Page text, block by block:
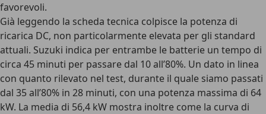
favorevoli.
Già leggendo la scheda tecnica colpisce la potenza di
ricarica DC, non particolarmente elevata per gli standard
attuali. Suzuki indica per entrambe le batterie un tempo di
circa 45 minuti per passare dal 10 all’80%. Un dato in linea
con quanto rilevato nel test, durante il quale siamo passati
dal 35 all’80% in 28 minuti, con una potenza massima di 64
kW. La media di 56,4 kW mostra inoltre come la curva di